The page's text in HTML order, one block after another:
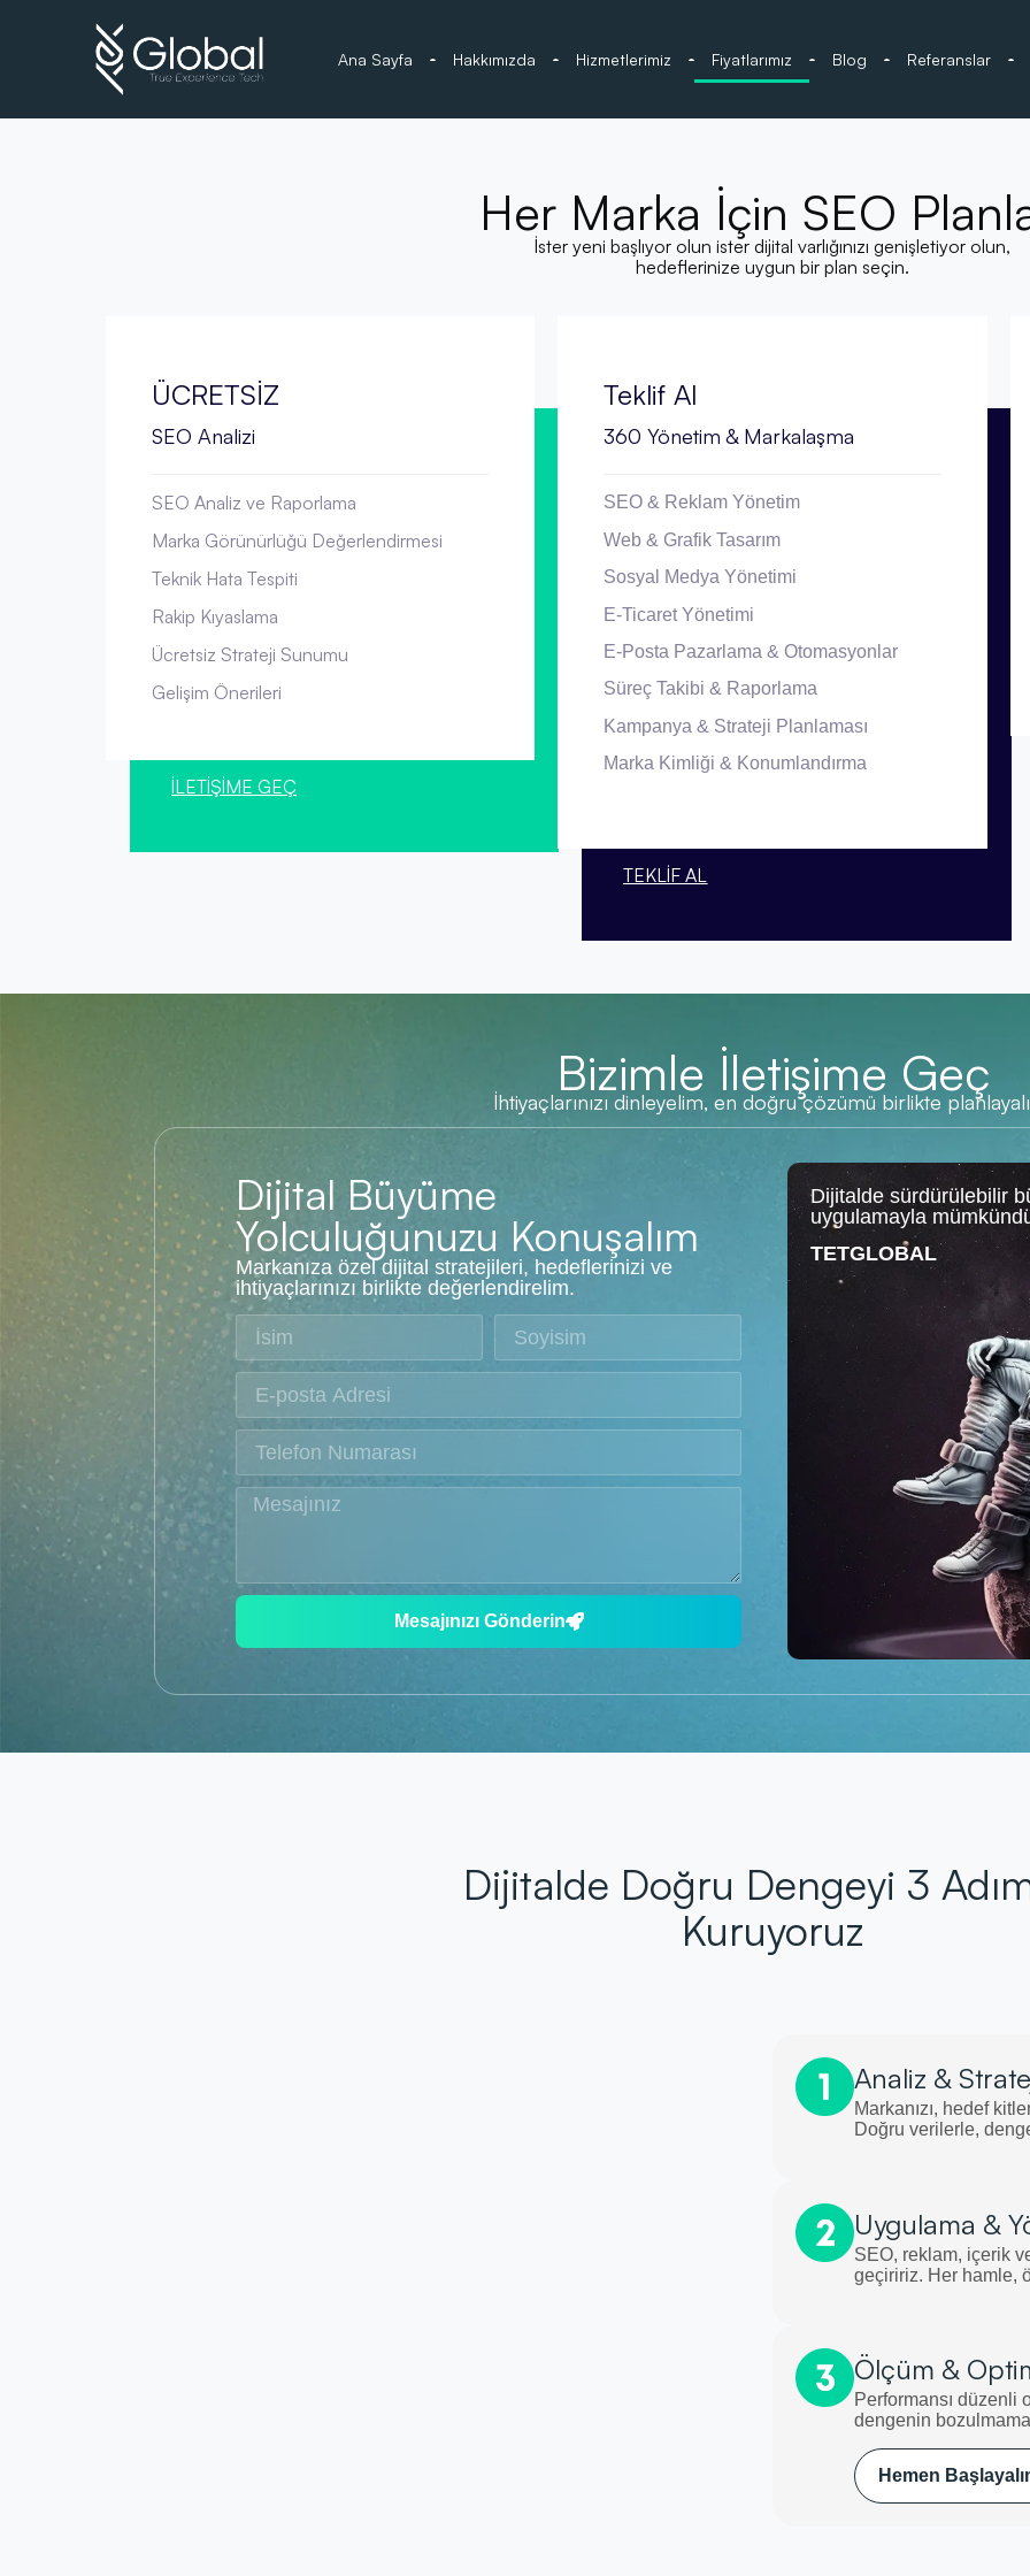
Ana Sayfa Hakkımızda Hizmetlerimiz Fiyatlarımız Blog Referanslar
Her Marka İçin SEO
İster yeni başlıyor olun ister dijital varlığınızı genişletiyor olun,
hedeflerinize uygun bir plan seçin.
ÜCRETSİZ
SEO Analizi
SEO Analiz ve Raporlama
Marka Görünürlüğü Değerlendirmesi
Teknik Hata Tespiti
Rakip Kıyaslama
Ücretsiz Strateji Sunumu
Gelişim Önerileri
İLETİŞİME GEÇ
Teklif Al
360 Yönetim & Markalaşma
SEO & Reklam Yönetim
Web & Grafik Tasarım
Sosyal Medya Yönetimi
E-Ticaret Yönetimi
E-Posta Pazarlama & Otomasyonlar
Süreç Takibi & Raporlama
Kampanya & Strateji Planlaması
Marka Kimliği & Konumlandırma
TEKLİF AL
Bizimle İletişime Geç
İhtiyaçlarınızı dinleyelim, en doğru çözümü birlikte
Dijital Büyüme
Yolculuğunuzu Konuşalım
Markanıza özel dijital stratejileri, hedeflerinizi ve
ihtiyaçlarınızı birlikte değerlendirelim.
Mesajınızı Gönderin
Dijitalde sürdürülebilir
uygulamayla
TETGLOBAL
Dijitalde Doğru Dengeyi 3
Kuruyoruz
Analiz &
Markanızı, hedef
Doğru verilerle,
Uygulama &
SEO, reklam, içerik
geçiririz. Her hamle,
Ölçüm &
Performansı
dengenin
Hemen